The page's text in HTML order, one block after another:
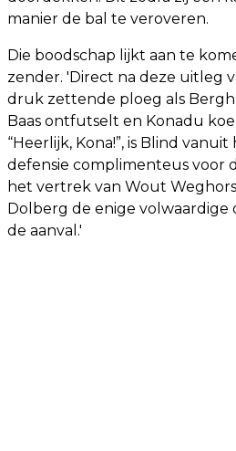
manier de bal te veroveren.
Die boodschap lijkt aan te
zender. 'Direct na deze uitleg
druk zettende ploeg als
Baas ontfutselt en Konadu
“Heerlijk, Kona!”, is Blind
defensie complimenteus voor
het vertrek van Wout
Dolberg de enige volwaardige
de aanval.'